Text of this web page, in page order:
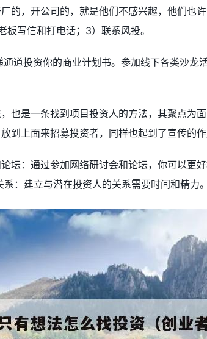
的，开公司的，就是他们不感兴趣，他们也
写信和打电话；3）联系风投。
道投资你的商业计划书。参加线下各类沙龙
也是一条找到项目投资人的方法，其聚点为
到上面来招募投资者，同样也起到了宣传的作
坛：通过参加网络研讨会和论坛，你可以更
：建立与潜在投资人的关系需要时间和精力。